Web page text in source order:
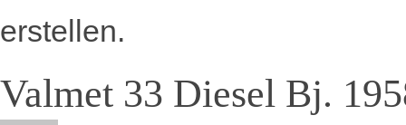
erstellen.
Valmet 33 Diesel Bj.